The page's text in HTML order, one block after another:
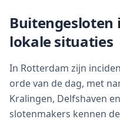
Buitengesloten
lokale situaties
In Rotterdam zijn
orde van de dag, met
Kralingen, Delfshaven
slotenmakers kennen